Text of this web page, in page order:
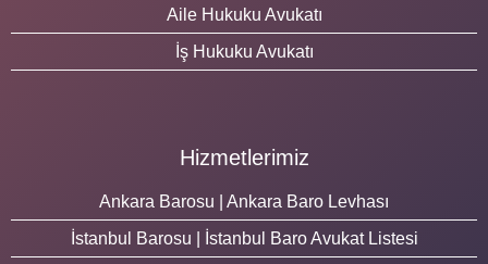
Aile Hukuku Avukatı
İş Hukuku Avukatı
Hizmetlerimiz
Ankara Barosu | Ankara Baro Levhası
İstanbul Barosu | İstanbul Baro Avukat Listesi